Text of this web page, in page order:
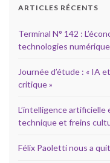
ARTICLES RÉCENTS
Terminal N° 142 :
technologies
Journée d’étude : « IA
critique »
L’intelligence
technique et freins
Félix Paoletti nous a